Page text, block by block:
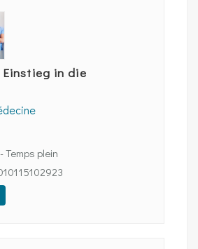
Einstieg in die
Temps plein